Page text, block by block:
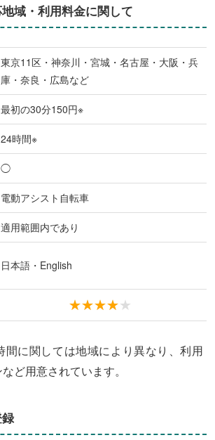
域・利用料金に関して
東京11区・神奈川・宮城・名古屋・大阪・兵
庫・奈良・広島など
最初の30分150円※
24時間※
◯
電動アシスト自転車
適用範囲内であり
日本語・English
間に関しては地域により異なり、利用
ど用意されています。